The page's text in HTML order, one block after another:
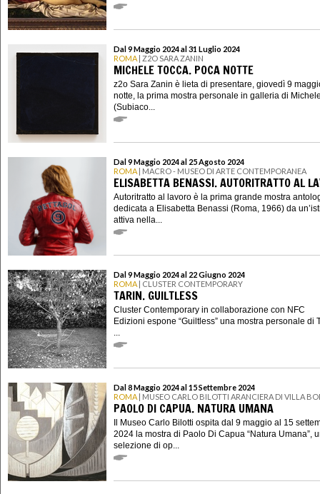
Dal 9 Maggio 2024 al 31 Luglio 2024
ROMA | Z2O SARA ZANIN
MICHELE TOCCA. POCA NOTTE
z2o Sara Zanin è lieta di presentare, giovedì 9
notte, la prima mostra personale in galleria di
(Subiaco...
Dal 9 Maggio 2024 al 25 Agosto 2024
ROMA | MACRO - MUSEO DI ARTE CONTEMPORANEA
ELISABETTA BENASSI. AUTORITRATTO AL
Autoritratto al lavoro è la prima grande mostra
dedicata a Elisabetta Benassi (Roma, 1966) da
attiva nella...
Dal 9 Maggio 2024 al 22 Giugno 2024
ROMA | CLUSTER CONTEMPORARY
TARIN. GUILTLESS
Cluster Contemporary in collaborazione con NFC
Edizioni espone “Guiltless” una mostra personale di
...
Dal 8 Maggio 2024 al 15 Settembre 2024
ROMA | MUSEO CARLO BILOTTI ARANCIERA DI VILLA
PAOLO DI CAPUA. NATURA UMANA
Il Museo Carlo Bilotti ospita dal 9 maggio al 15
2024 la mostra di Paolo Di Capua “Natura Umana”,
selezione di op...